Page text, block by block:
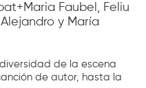
Faubel, Feliu
y María
de la escena
de autor, hasta la